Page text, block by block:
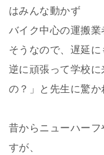
はみんな動かず
バイク中心の運搬
そうなので、遅延に
逆に頑張って学校
の？」と先生に驚か
昔からニューハー
すが、